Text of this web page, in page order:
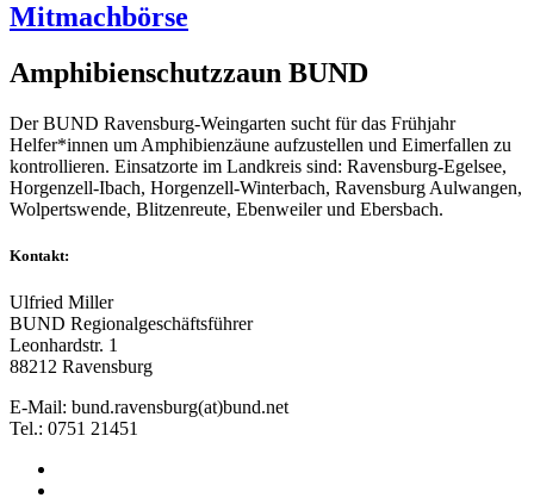
Mitmachbörse
Amphibienschutzzaun BUND
Der BUND Ravensburg-Weingarten sucht für das Frühjahr
Helfer*innen um Amphibienzäune aufzustellen und Eimerfallen zu
kontrollieren. Einsatzorte im Landkreis sind: Ravensburg-Egelsee,
Horgenzell-Ibach, Horgenzell-Winterbach, Ravensburg Aulwangen,
Wolpertswende, Blitzenreute, Ebenweiler und Ebersbach.
Kontakt:
Ulfried Miller
BUND Regionalgeschäftsführer
Leonhardstr. 1
88212 Ravensburg
E-Mail: bund.ravensburg(at)bund.net
Tel.: 0751 21451